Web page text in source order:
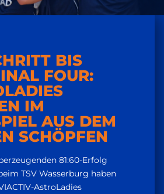
BIS
FOUR:
IM
AUS DEM
SCHÖPFEN
81:60-Erfolg
TSV Wasserburg haben
AstroLadies